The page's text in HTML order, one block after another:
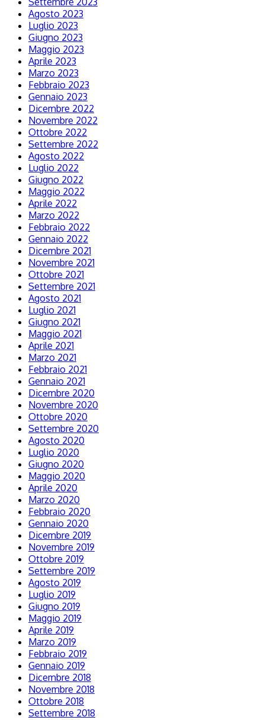
Agosto 2023
Luglio 2023
Giugno 2023
Maggio 2023
Aprile 2023
Marzo 2023
Febbraio 2023
Gennaio 2023
Dicembre 2022
Novembre 2022
Ottobre 2022
Settembre 2022
Agosto 2022
Luglio 2022
Giugno 2022
Maggio 2022
Aprile 2022
Marzo 2022
Febbraio 2022
Gennaio 2022
Dicembre 2021
Novembre 2021
Ottobre 2021
Settembre 2021
Agosto 2021
Luglio 2021
Giugno 2021
Maggio 2021
Aprile 2021
Marzo 2021
Febbraio 2021
Gennaio 2021
Dicembre 2020
Novembre 2020
Ottobre 2020
Settembre 2020
Agosto 2020
Luglio 2020
Giugno 2020
Maggio 2020
Aprile 2020
Marzo 2020
Febbraio 2020
Gennaio 2020
Dicembre 2019
Novembre 2019
Ottobre 2019
Settembre 2019
Agosto 2019
Luglio 2019
Giugno 2019
Maggio 2019
Aprile 2019
Marzo 2019
Febbraio 2019
Gennaio 2019
Dicembre 2018
Novembre 2018
Ottobre 2018
Settembre 2018